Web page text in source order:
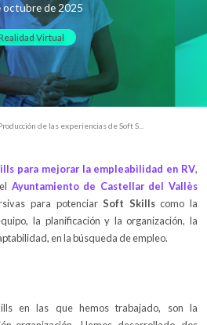
octubre de 2025
Virtual
de las experiencias de Soft S...
para mejorar la empleabilidad en RV,
Ayuntamiento de Castellar del Vallès
para potenciarSoft Skillscomo la
la planificación y la organización, la
en la búsqueda de empleo.
en las que hemos trabajado, son la